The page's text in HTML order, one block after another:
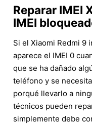
Reparar IMEI
IMEI
Si el Xiaomi Redmi 9
aparece el IMEI 0
que se ha dañado
teléfono y se
porqué llevarlo a
técnicos pueden
simplemente debe